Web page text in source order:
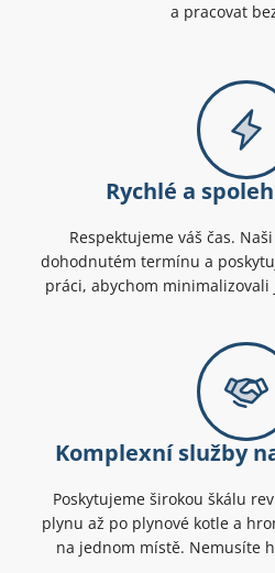
a pracovat
Rychlé a
Respektujeme váš čas.
dohodnutém termínu a
práci, abychom
Komplexní služby
Poskytujeme širokou škálu
plynu až po plynové kotle a
na jednom místě. Nemusíte